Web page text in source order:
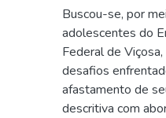
Buscou-se, por
adolescentes do
Federal de
desafios
afastamento de
descritiva com